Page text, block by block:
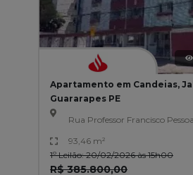
Apartamento em Candeias,
Guararapes PE
Rua Professor Francisco
93,46 m²
1º Leilão: 20/02/2026 às 15h00
R$ 385.800,00